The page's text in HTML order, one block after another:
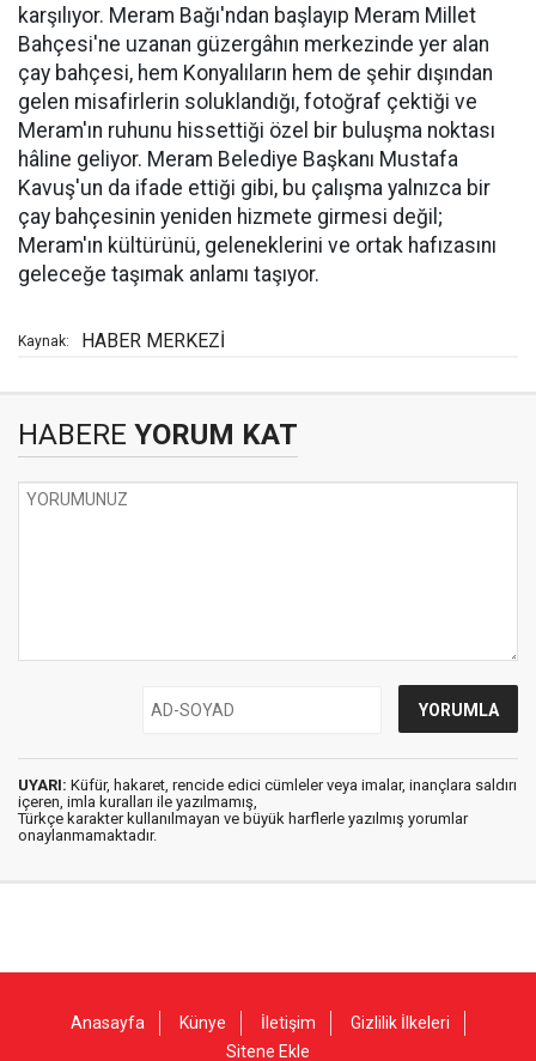
karşılıyor. Meram Bağı'ndan başlayıp Meram Millet
Bahçesi'ne uzanan güzergâhın merkezinde yer alan
çay bahçesi, hem Konyalıların hem de şehir dışından
gelen misafirlerin soluklandığı, fotoğraf çektiği ve
Meram'ın ruhunu hissettiği özel bir buluşma noktası
hâline geliyor. Meram Belediye Başkanı Mustafa
Kavuş'un da ifade ettiği gibi, bu çalışma yalnızca bir
çay bahçesinin yeniden hizmete girmesi değil;
Meram'ın kültürünü, geleneklerini ve ortak hafızasını
geleceğe taşımak anlamı taşıyor.
Kaynak: HABER MERKEZİ
HABERE YORUM KAT
UYARI: Küfür, hakaret, rencide edici cümleler veya imalar, inançlara saldırı
içeren, imla kuralları ile yazılmamış,
Türkçe karakter kullanılmayan ve büyük harflerle yazılmış yorumlar
onaylanmamaktadır.
Anasayfa Künye İletişim
Gizlilik İlkeleri
Sitene Ekle